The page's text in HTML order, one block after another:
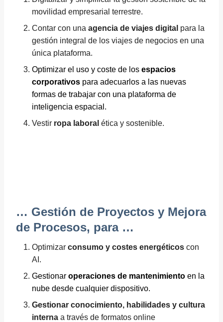
movilidad empresarial terrestre.
Contar con una agencia de viajes digital para la
gestión integral de los viajes de negocios en una
única plataforma.
Optimizar el uso y coste de los espacios
corporativos para adecuarlos a las nuevas
formas de trabajar con una plataforma de
inteligencia espacial.
Vestir ropa laboral ética y sostenible.
… Gestión de Proyectos y Mejora
de Procesos, para …
Optimizar consumo y costes energéticos con
AI.
Gestionar operaciones de mantenimiento en la
nube desde cualquier dispositivo.
Gestionar conocimiento, habilidades y cultura
interna a través de formatos online